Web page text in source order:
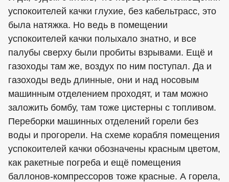
успокоителей качки глухие, без кабельтрасс, это
была натяжка. Но ведь в помещении
успокоителей качки полыхало знатно, и все
палубы сверху были пробиты взрывами. Ещё и
газоходы там же, воздух по ним поступал. Да и
газоходы ведь длинные, они и над носовым
машинным отделением проходят, и там можно
заложить бомбу, там тоже цистерны с топливом.
Переборки машинных отделений горели без
воды и прогорели. На схеме корабля помещения
успокоителей качки обозначены красным цветом,
как ракетные погреба и ещё помещения
баллонов-компрессоров тоже красные. А горела,